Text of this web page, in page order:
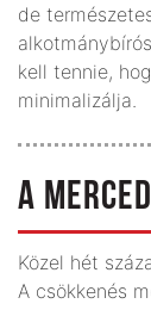
de
kell tennie,
minimalizálja.
A
Közel hét
A csökkenés